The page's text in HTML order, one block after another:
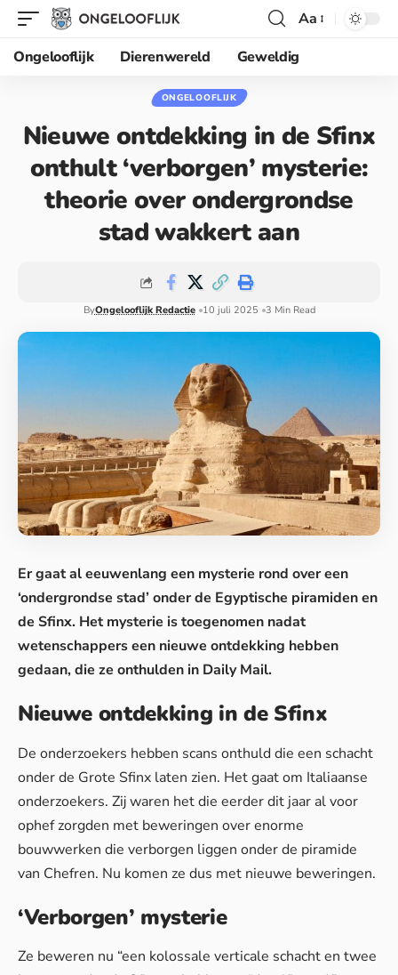
Aa
Ongelooflijk
Dierenwereld Geweldig
ONGELOOFLIJK
Nieuwe ontdekking in de Sfinx
onthult ‘verborgen’ mysterie:
theorie over ondergrondse
stad wakkert aan
ByOngelooflijk Redactie 10 juli 2025 3 Min Read
Er gaat al eeuwenlang een mysterie rond over een
‘ondergrondse stad’ onder de Egyptische piramiden en
de Sfinx. Het mysterie is toegenomen nadat
wetenschappers een nieuwe ontdekking hebben
gedaan, die ze onthulden in Daily Mail.
Nieuwe ontdekking in de Sfinx
De onderzoekers hebben scans onthuld die een schacht
onder de Grote Sfinx laten zien. Het gaat om Italiaanse
onderzoekers. Zij waren het die eerder dit jaar al voor
ophef zorgden met beweringen over enorme
bouwwerken die verborgen liggen onder de piramide
van Chefren. Nu komen ze dus met nieuwe beweringen.
‘Verborgen’ mysterie
Ze beweren nu “een kolossale verticale schacht en twee